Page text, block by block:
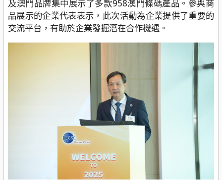
及澳門品牌集中展示了多款958澳門條碼產品。參與商
品展示的企業代表表示，此次活動為企業提供了重要的
交流平台，有助於企業發掘潛在合作機遇。